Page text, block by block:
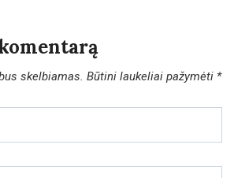
skelbiamas. Būtini laukeliai pažymėti *